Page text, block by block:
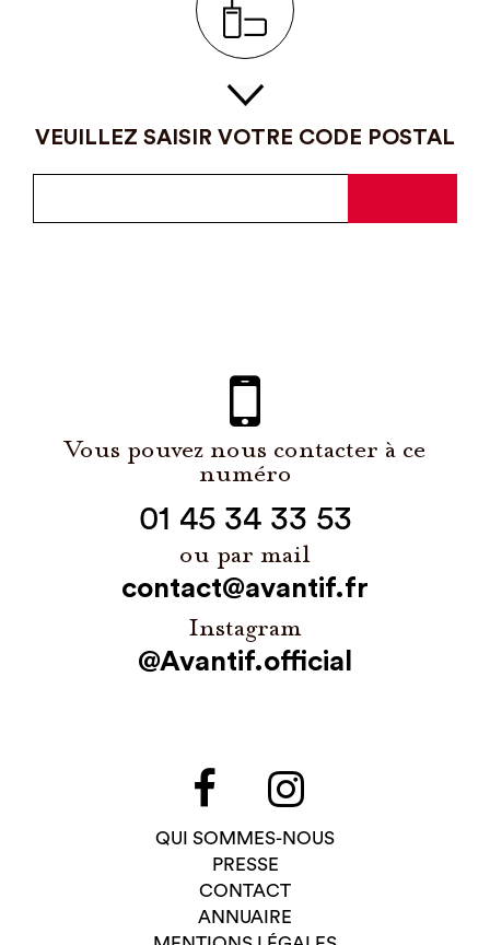
VEUILLEZ SAISIR VOTRE CODE POSTAL
Vous pouvez nous contacter à ce
numéro
01 45 34 33 53
ou par mail
contact@avantif.fr
Instagram
@Avantif.official
QUI SOMMES-NOUS
PRESSE
CONTACT
ANNUAIRE